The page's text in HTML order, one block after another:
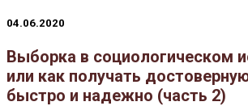
04.06.2020
Выборка в социологическом
или как получать
быстро и надежно (часть 2)